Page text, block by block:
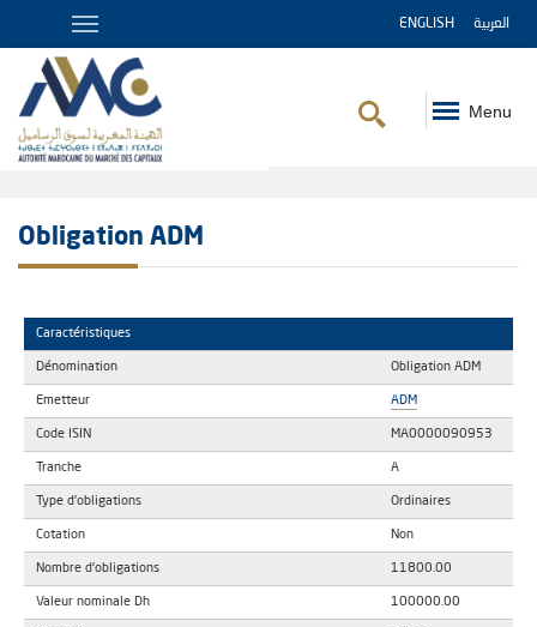
ENGLISH العربية
Menu
Obligation ADM
Caractéristiques
Dénomination Obligation ADM
Emetteur ADM
Code ISIN MA0000090953
Tranche A
Type d'obligations Ordinaires
Cotation Non
Nombre d'obligations 11800.00
Valeur nominale Dh 100000.00